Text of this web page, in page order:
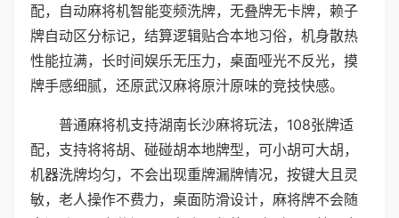
配，自动麻将机智能变频洗牌，无叠牌无卡牌，赖子
牌自动区分标记，结算逻辑贴合本地习俗，机身散热
性能拉满，长时间娱乐无压力，桌面哑光不反光，摸
牌手感细腻，还原武汉麻将原汁原味的竞技快感。
普通麻将机支持湖南长沙麻将玩法，108张牌适
配，支持将将胡、碰碰胡本地牌型，可小胡可大胡，
机器洗牌均匀，不会出现重牌漏牌情况，按键大且灵
敏，老人操作不费力，桌面防滑设计，麻将牌不会随